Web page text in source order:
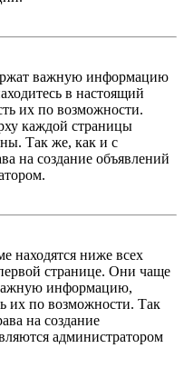
важную информацию
в настоящий
их по возможности.
каждой страницы
Так же, как и с
на создание объявлений
находятся ниже всех
странице. Они чаще
информацию,
их по возможности. Так
на создание
администратором